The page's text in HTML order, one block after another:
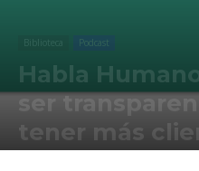
Biblioteca Podcast
Habla
ser
tener más